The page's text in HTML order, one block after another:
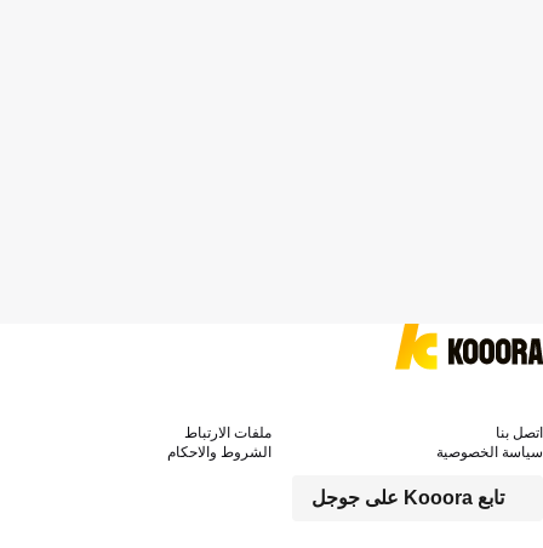
تابع Kooora على جوجل
اتصل بنا
ملفات الارتباط
سياسة الخصوصية
الشروط والاحكام